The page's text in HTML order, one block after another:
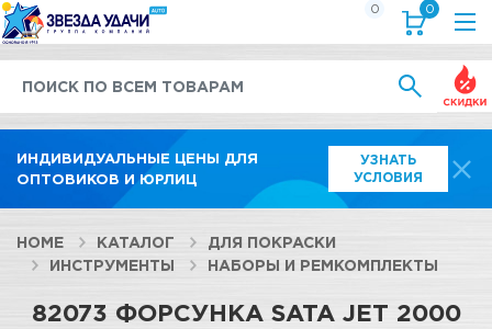
ИНДИВИДУАЛЬНЫЕ ЦЕНЫ ДЛЯ
ОПТОВИКОВ И ЮРЛИЦ
УЗНАТЬ
УСЛОВИЯ
0 0
HOME КАТАЛОГ
ДЛЯ ПОКРАСКИ
ИНСТРУМЕНТЫ
НАБОРЫ И РЕМКОМПЛЕКТЫ
82073 ФОРСУНКА SATA JET 2000